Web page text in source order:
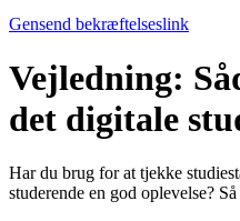
Gensend bekræftelseslink
Vejledning:
det digitale
Har du brug for at tjekke
studerende en god oplevelse?